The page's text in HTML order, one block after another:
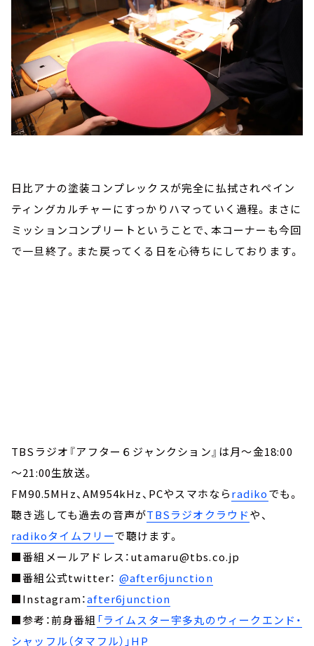
日比アナの塗装コンプレックスが完全に払拭されペイン
ティングカルチャーにすっかりハマっていく過程。まさに
ミッションコンプリートということで、本コーナーも今回
で一旦終了。また戻ってくる日を心待ちにしております。
TBSラジオ『アフター６ジャンクション』は月～金18:00
～21:00生放送。
FM90.5MHz、AM954kHz、PCやスマホならradikoでも。
聴き逃しても過去の音声がTBSラジオクラウドや、
radikoタイムフリーで聴けます。
■番組メールアドレス：utamaru@tbs.co.jp
■番組公式twitter： @after6junction
■Instagram：after6junction
■参考：前身番組 「ライムスター宇多丸のウィークエンド・
シャッフル（タマフル）」HP